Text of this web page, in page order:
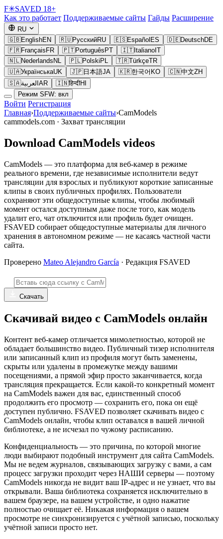
F✳SAVED 18+
Как это работает Поддерживаемые сайты Гайды Расширение
RU
🇬🇧EnglishEN 🇷🇺РусскийRU 🇪🇸Español ES 🇩🇪DeutschDE
🇫🇷Français FR 🇵🇹Português PT 🇮🇹Italiano IT
🇳🇱Nederlands NL 🇵🇱Polski PL 🇹🇷TürkçeTR
🇺🇦УкраїнськаUK 🇯🇵日本語JA 🇰🇷한국어 KO 🇨🇳中文ZH
🇸🇦العربية AR 🇮🇳हिन्दीHI
Режим SFW: вкл
Войти Регистрация
Главная›Поддерживаемые сайты›CamModels
cammodels.com · Захват трансляции
Download CamModels videos
CamModels — это платформа для веб-камер в режиме
реального времени, где независимые исполнители ведут
трансляции для взрослых и публикуют короткие записанные
клипы в своих публичных профилях. Пользователи
сохраняют эти общедоступные клипы, чтобы любимый
момент остался доступным даже после того, как модель
удалит его, чат отключится или профиль будет очищен.
FSAVED собирает общедоступные материалы для личного
хранения в автономном режиме — не касаясь частной части
сайта.
Проверено Mateo Alejandro García · Редакция FSAVED
Скачать
Скачивай видео с CamModels онлайн
Контент веб-камер отличается мимолетностью, которой не
обладает большинство видео. Публичный тизер исполнителя
или записанный клип из профиля могут быть заменены,
скрыты или удалены в промежутке между вашими
посещениями, а прямой эфир просто заканчивается, когда
трансляция прекращается. Если какой-то конкретный момент
на CamModels важен для вас, единственный способ
продолжить его просмотр — сохранить его, пока он ещё
доступен публично. FSAVED позволяет скачивать видео с
CamModels онлайн, чтобы клип оставался в вашей личной
библиотеке, а не исчезал по чужому расписанию.
Конфиденциальность — это причина, по которой многие
люди выбирают подобный инструмент для сайта CamModels.
Мы не ведем журналов, связывающих загрузку с вами, а сам
процесс загрузки проходит через НАШИ серверы — поэтому
CamModels никогда не видит ваш IP-адрес и не узнает, что вы
открывали. Ваша библиотека сохраняется исключительно в
вашем браузере, на вашем устройстве, и одно нажатие
полностью очищает её. Никакая информация о вашем
просмотре не синхронизируется с учётной записью, поскольку
учётной записи просто нет.